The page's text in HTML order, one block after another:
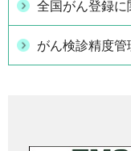
全国がん登録に
がん検診精度管